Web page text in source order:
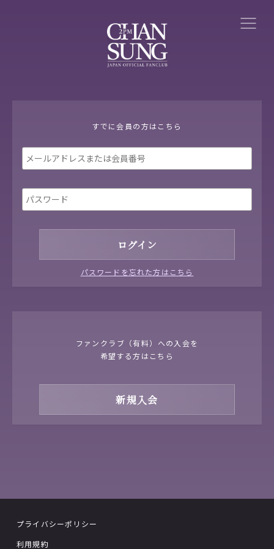
すでに会員の方はこちら
パスワードを忘れた方はこちら
ファンクラブ（有料）への入会を
希望する方はこちら